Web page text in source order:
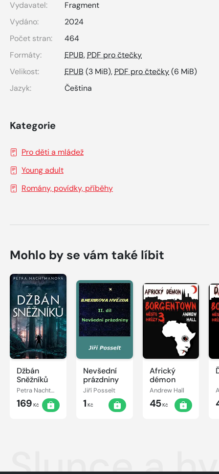
Vydavatel:
Fragment
Vydáno:
2024
Počet stran:
464
Formáty:
EPUB, PDF pro čtečky
Velikost:
EPUB (3 MiB), PDF pro čtečky(6 MiB)
Jazyk:
Čeština
Kategorie
Pro děti a mládež
Young adult
Romány, povídky, příběhy
Mohlo by se vám také líbit
Džbán
Sněžníků
Petra Nachtmanová
169 Kč
Nevšední
prázdniny
Jiří Posselt
1 Kč
Africký
démon
Andrew Hall
45Kč